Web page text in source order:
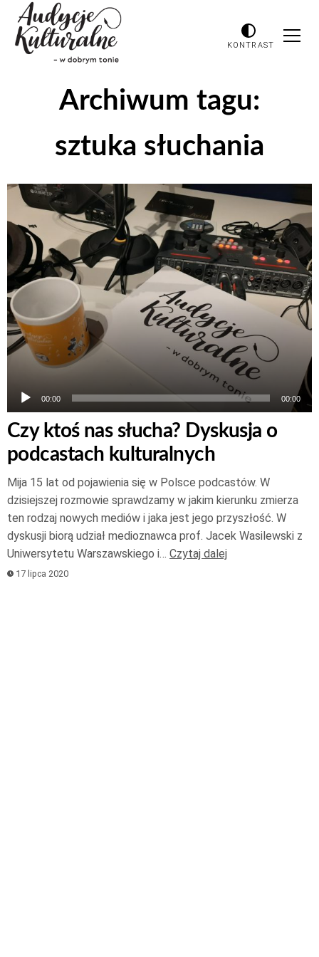
KONTRAST
Archiwum tagu:
sztuka słuchania
Odtwarzacz
plików
dźwiękowych
00:00 00:00
Czy ktoś nas słucha? Dyskusja o
podcastach kulturalnych
Mija 15 lat od pojawienia się w Polsce podcastów. W
dzisiejszej rozmowie sprawdzamy w jakim kierunku zmierza
ten rodzaj nowych mediów i jaka jest jego przyszłość. W
dyskusji biorą udział medioznawca prof. Jacek Wasilewski z
Uniwersytetu Warszawskiego i… Czytaj dalej
17 lipca 2020